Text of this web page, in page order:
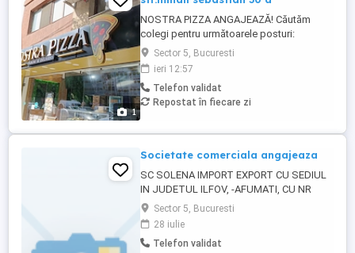
1
NOSTRA PIZZA ANGAJEAZĂ! Căutăm
colegi pentru următoarele posturi:
Casieriță Lucrător Grill Adresă: Str. Mihail
Sebastian nr. 30A, Sector 5, București
Telefon: Vă rugăm să sunați pentru detalii.
Nu răspundem la mesaje.
Sector 5, Bucuresti
ieri 12:57
Telefon validat
Repostat în fiecare zi
Societate comerciala angajeaza
SC SOLENA IMPORT EXPORT CU SEDIUL
IN JUDETUL ILFOV, -AFUMATI, CU NR
ONRC J2 , CU24123740, ANGAJAEAZA
AJUTOR BUCATAR, COD COR 941101,
SALARIU 4350 LEI, LB ENGLEZA
CONSTITUIE UN AVANTAJ,, CV SI
Sector 5, Bucuresti
28 iulie
Telefon validat